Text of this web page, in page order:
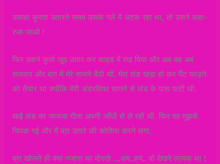
उसका कुरता उतारते समय उसके गले में अटक रहा था, तो उसने कहा-
रुक जाओ !
फिर उसने कुर्ता खुद उतार कर साइड में रख दिया और अब वह अब
सलवार और ब्रा में मेरे सामने बैठी थी. मेरा लंड खड़ा हो कर पैंट फाड़ने
को तैयार था क्योंकि मेरी अंडरवियर सामने से लंड के पास फटी थी.
खड़े लंड का जायजा गीता अपनी जाँघों से ले रही थी. फिर वह मुझसे
चिपक गई और मैं ब्रा उतारे की कोशिस करने लगा.
ब्रा खोलते ही क्या नजारा था दोस्तो …अय..हय.. वो देखने लायक था !